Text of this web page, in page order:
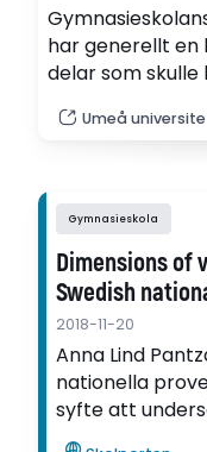
har generellt en
delar som
vidare visar
avhandling vid
Umeå
Gymnasieskola
Dimensions of
Swedish
2018-11-20
Anna Lind
nationella
syfte att
kunna